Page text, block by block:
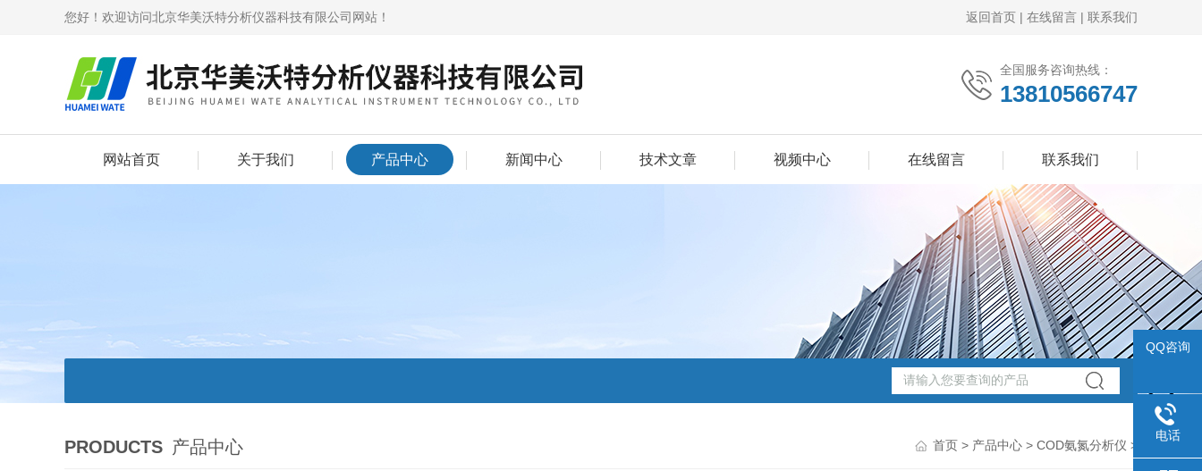
您好！欢迎访问北京华美沃特分析仪器科技有限公司网站！ 返回首页 | 在线留言 | 联系我们
全国服务咨询热线：
13810566747
网站首页 关于我们 产品中心 新闻中心 技术文章 视频中心 在线留言 联系我们
PRODUCTS 产品中心 首页 > 产品中心 > COD氨氮分析仪 >
QQ咨询
电话